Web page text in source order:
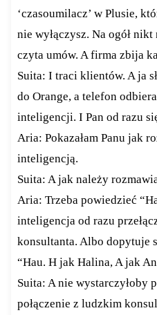
‘czasoumilacz’ w Plusie,
nie wyłączysz. Na ogół
czyta umów. A firma zbija
Suita: I traci klientów. A ja
do Orange, a telefon
inteligencji. I Pan od razu
Aria: Pokazałam Panu jak
inteligencją.
Suita: A jak należy
Aria: Trzeba powiedzieć
inteligencja od razu
konsultanta. Albo dopytuje
“Hau. H jak Halina, A jak
Suita: A nie wystarczyłoby
połączenie z ludzkim